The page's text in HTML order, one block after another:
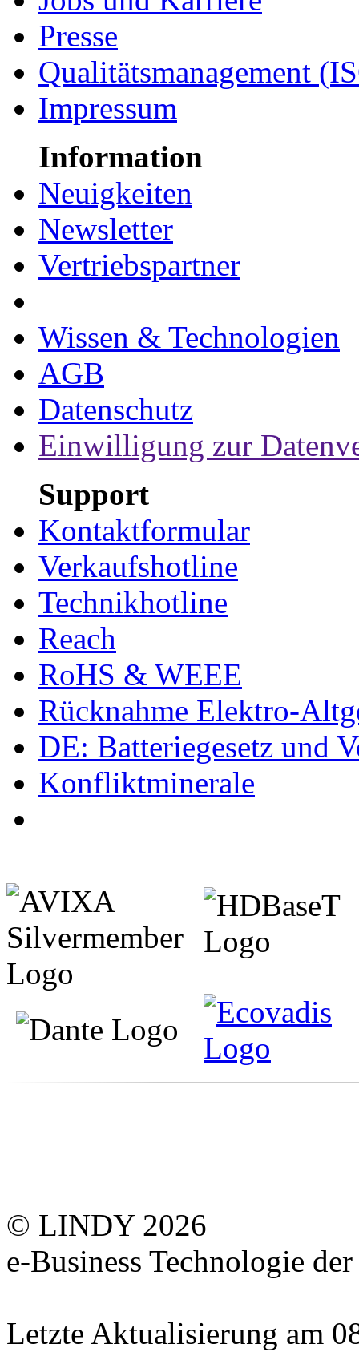
Presse
Qualitätsmanagement
Impressum
Information
Neuigkeiten
Newsletter
Vertriebspartner
Wissen & Technologien
AGB
Datenschutz
Einwilligung zur
Support
Kontaktformular
Verkaufshotline
Technikhotline
Reach
RoHS & WEEE
Rücknahme Elektro-
DE: Batteriegesetz und
Konfliktminerale
© LINDY 2026
e-Business Technologie
Letzte Aktualisierung am